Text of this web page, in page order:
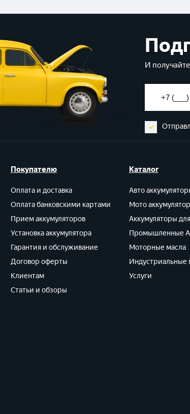
И
Покупателю
Оплата и доставка
Оплата банковскими картами
Прием аккумуляторов
Установка аккумулятора
Гарантия и обслуживание
Договор оферты
Клиентам
Статьи и обзоры
Каталог
Авто
Мото
Аккумуляторы
Промышленные
Моторные масла
Индустриальные
Услуги